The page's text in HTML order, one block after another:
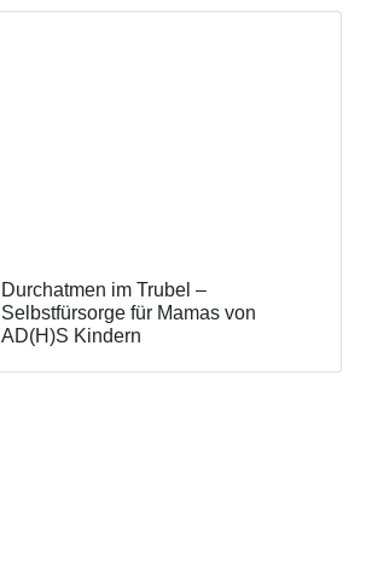
Durchatmen im Trubel –
Selbstfürsorge für Mamas von
AD(H)S Kindern